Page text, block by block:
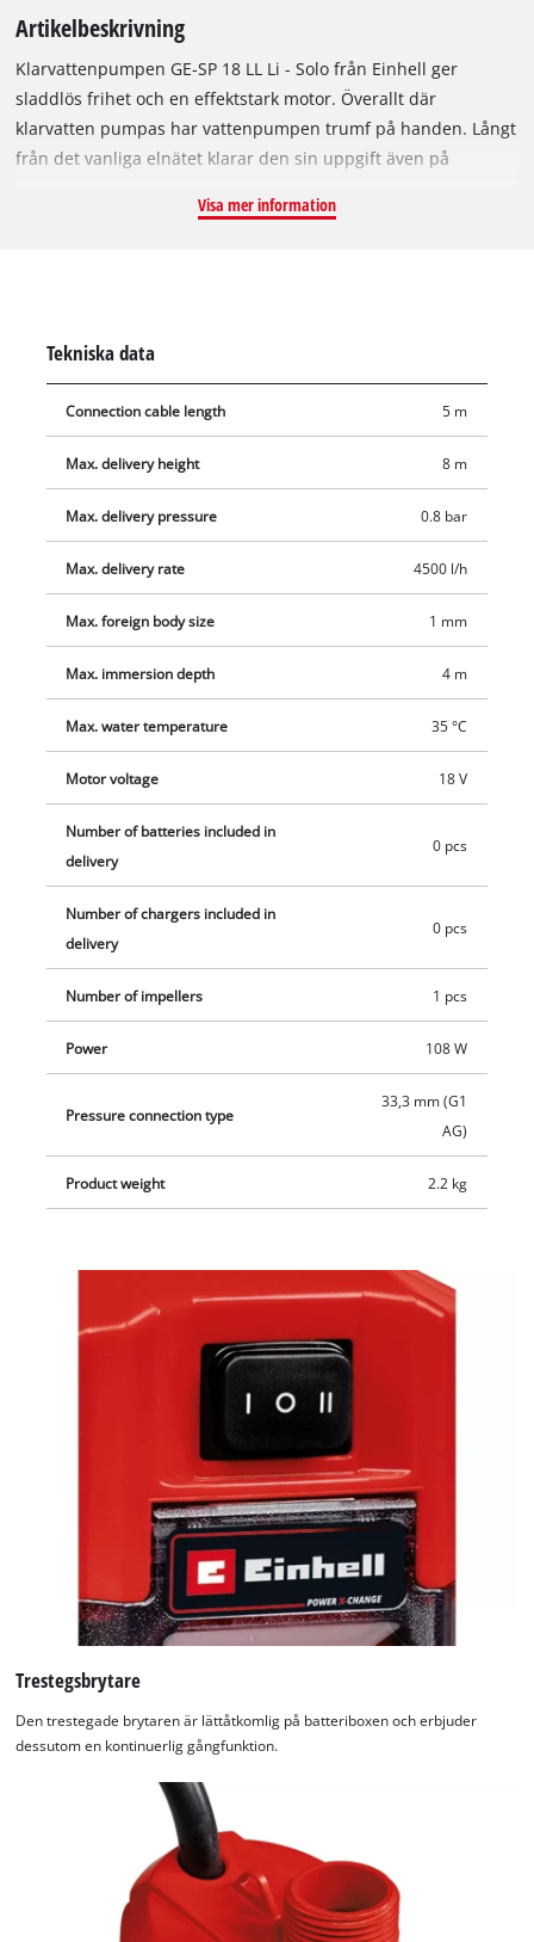
Artikelbeskrivning
Klarvattenpumpen GE-SP 18 LL Li - Solo från Einhell ger
sladdlös frihet och en effektstark motor. Överallt där
klarvatten pumpas har vattenpumpen trumf på handen. Långt
från det vanliga elnätet klarar den sin uppgift även på
batterier i systemserien kan användas. Smart koncept med
upp till 4 500 liter/h garanteras genom den effektstarka
Det högkvalitativa pumphöljet är tillverkat i slagtålig plast och
garanterar lång livslängd. Slanganslutningen är lätt att
komma åt och kan nås vid pumpens ovansida. För drift krävs
1x 18 V batteri. Produkten levereras utan batteri och laddare.
Dessa kan erhållas separat, exempelvis som praktiskt startkit.
Visa mer information
Tekniska data
Connection cable length 5 m
Max. delivery height 8 m
Max. delivery pressure 0.8 bar
Max. delivery rate 4500 l/h
Max. foreign body size 1 mm
Max. immersion depth 4 m
Max. water temperature 35 °C
Motor voltage 18 V
Number of batteries included in
delivery
0 pcs
Number of chargers included in
delivery
0 pcs
Number of impellers 1 pcs
Power 108 W
Pressure connection type
33,3 mm (G1
AG)
Product weight 2.2 kg
Trestegsbrytare
Den trestegade brytaren är lättåtkomlig på batteriboxen och erbjuder
dessutom en kontinuerlig gångfunktion.